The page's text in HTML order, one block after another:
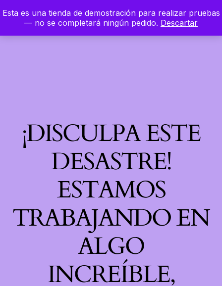
Esta es una tienda de demostración para realizar pruebas
— no se completará ningún pedido. Descartar
Hierbaloca LinkedIn
Instagram
Facebook
Acceder
¡DISCULPA ESTE
DESASTRE!
ESTAMOS
TRABAJANDO EN
ALGO
INCREÍBLE,